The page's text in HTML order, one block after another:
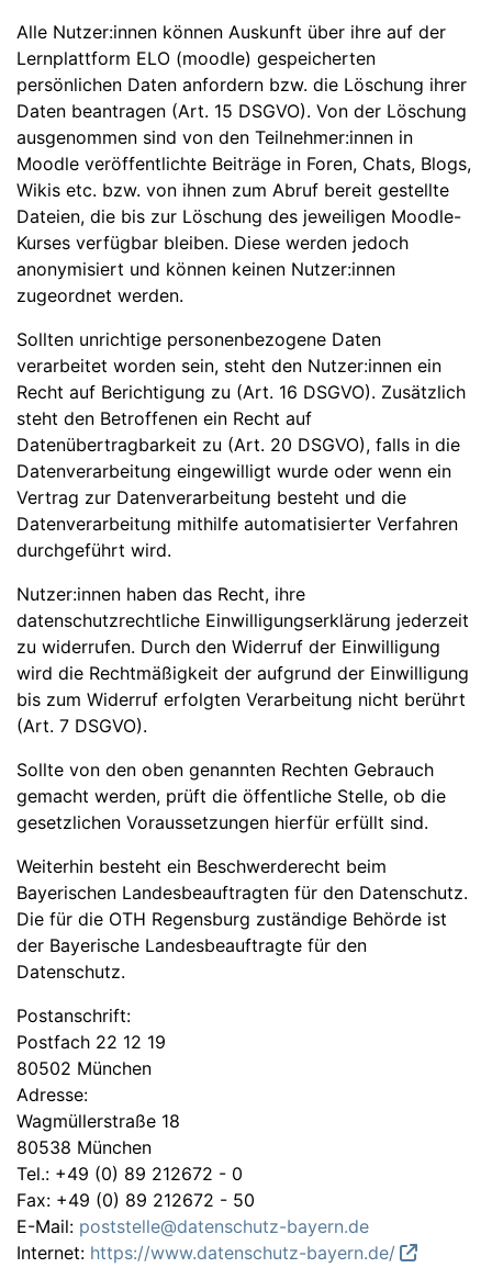
Alle Nutzer:innen können Auskunft über ihre auf der
Lernplattform ELO (moodle) gespeicherten
persönlichen Daten anfordern bzw. die Löschung ihrer
Daten beantragen (Art. 15 DSGVO). Von der Löschung
ausgenommen sind von den Teilnehmer:innen in
Moodle veröffentlichte Beiträge in Foren, Chats, Blogs,
Wikis etc. bzw. von ihnen zum Abruf bereit gestellte
Dateien, die bis zur Löschung des jeweiligen Moodle-
Kurses verfügbar bleiben. Diese werden jedoch
anonymisiert und können keinen Nutzer:innen
zugeordnet werden.
Sollten unrichtige personenbezogene Daten
verarbeitet worden sein, steht den Nutzer:innen ein
Recht auf Berichtigung zu (Art. 16 DSGVO). Zusätzlich
steht den Betroffenen ein Recht auf
Datenübertragbarkeit zu (Art. 20 DSGVO), falls in die
Datenverarbeitung eingewilligt wurde oder wenn ein
Vertrag zur Datenverarbeitung besteht und die
Datenverarbeitung mithilfe automatisierter Verfahren
durchgeführt wird.
Nutzer:innen haben das Recht, ihre
datenschutzrechtliche Einwilligungserklärung jederzeit
zu widerrufen. Durch den Widerruf der Einwilligung
wird die Rechtmäßigkeit der aufgrund der Einwilligung
bis zum Widerruf erfolgten Verarbeitung nicht berührt
(Art. 7 DSGVO).
Sollte von den oben genannten Rechten Gebrauch
gemacht werden, prüft die öffentliche Stelle, ob die
gesetzlichen Voraussetzungen hierfür erfüllt sind.
Weiterhin besteht ein Beschwerderecht beim
Bayerischen Landesbeauftragten für den Datenschutz.
Die für die OTH Regensburg zuständige Behörde ist
der Bayerische Landesbeauftragte für den
Datenschutz.
Postanschrift:
Postfach 22 12 19
80502 München
Adresse:
Wagmüllerstraße 18
80538 München
Tel.: +49 (0) 89 212672 - 0
Fax: +49 (0) 89 212672 - 50
E-Mail: poststelle@datenschutz-bayern.de
Internet: https://www.datenschutz-bayern.de/